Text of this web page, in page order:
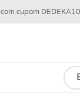
cupom DEDEKA10